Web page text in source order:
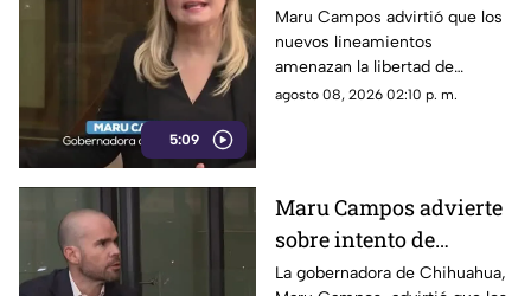
5:09
rechaza regulaciones
que amenazan la
libertad de expresión y
sancionan a la prensa
Maru Campos advirtió que los
nuevos lineamientos
amenazan la libertad de
expresión al permitir al poder
agosto 08, 2026 02:10 p. m.
Maru Campos advierte
sobre intento de
censura del Gobierno
La gobernadora de Chihuahua,